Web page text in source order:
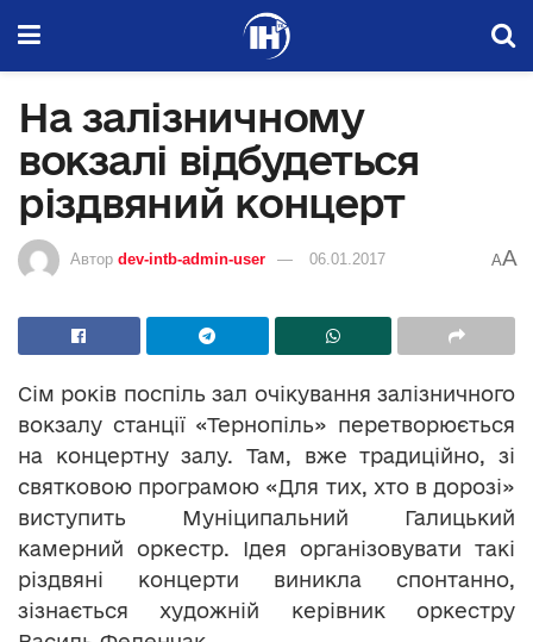
На залізничному
вокзалі відбудеться
різдвяний концерт
Автор dev-intb-admin-user 06.01.2017 AA
Сім років поспіль зал очікування залізничного
вокзалу станції «Тернопіль» перетворюється
на концертну залу. Там, вже традиційно, зі
святковою програмою «Для тих, хто в дорозі»
виступить Муніципальний Галицький
камерний оркестр. Ідея організовувати такі
різдвяні концерти виникла спонтанно,
зізнається художній керівник оркестру